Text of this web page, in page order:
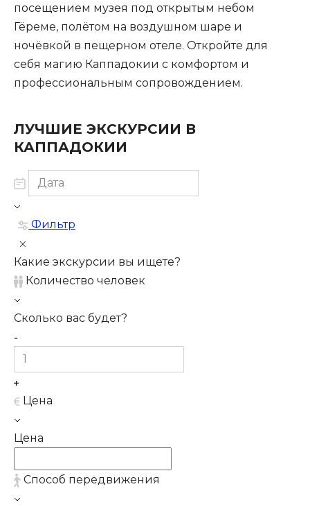
посещением музея под открытым небом
Гёреме, полётом на воздушном шаре и
ночёвкой в пещерном отеле. Откройте для
себя магию Каппадокии с комфортом и
профессиональным сопровождением.
ЛУЧШИЕ ЭКСКУРСИИ В
КАППАДОКИИ
Фильтр
Какие экскурсии вы ищете?
Количество человек
Сколько вас будет?
Цена
Цена
Способ передвижения